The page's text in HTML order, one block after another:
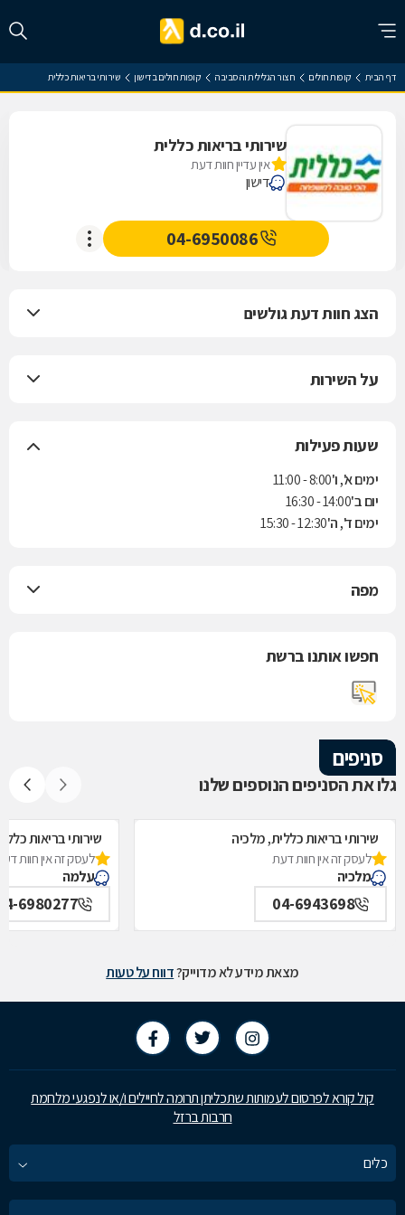
דף הבית קופות חולים חצור הגלילית והסביבה קופות חולים בדישון שירותי בריאות כללית
שירותי בריאות כללית
אין עדיין חוות דעת
דישון
04-6950086
הצג חוות דעת גולשים
על השירות
שעות פעילות
ימים א', ו'8:00 - 11:00
יום ב'14:00 - 16:30
ימים ד', ה'12:30 - 15:30
מפה
חפשו אותנו ברשת
סניפים
גלו את הסניפים הנוספים שלנו
שירותי בריאות כללית, מלכיה
לעסק זה אין חוות דעת
מלכיה
04-6943698
שירותי בריאות
לעסק זה אין חוות
עלמה
6980277
מצאת מידע לא מדוייק?דווח על טעות
קול קורא לפרסום לעמותות שתכליתן תרומה לחיילים ו/או לנפגעי מלחמת
חרבות ברזל
כלים